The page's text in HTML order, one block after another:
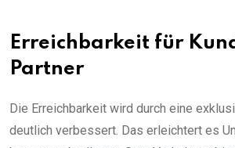
Erreichbarkeit für
Partner
Die Erreichbarkeit wird durch eine
deutlich verbessert. Das erleichtert es